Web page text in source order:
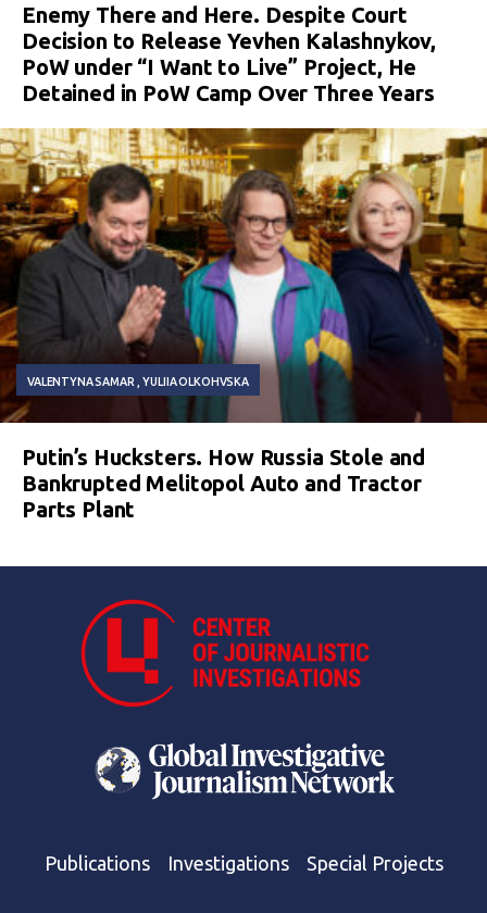
Enemy There and Here. Despite Court
Decision to Release Yevhen Kalashnykov,
PoW under “I Want to Live” Project, He
Detained in PoW Camp Over Three Years
VALENTYNA SAMAR YULIIA OLKOHVSKA
Putin’s Hucksters. How Russia Stole and
Bankrupted Melitopol Auto and Tractor
Parts Plant
Publications Investigations Special Projects